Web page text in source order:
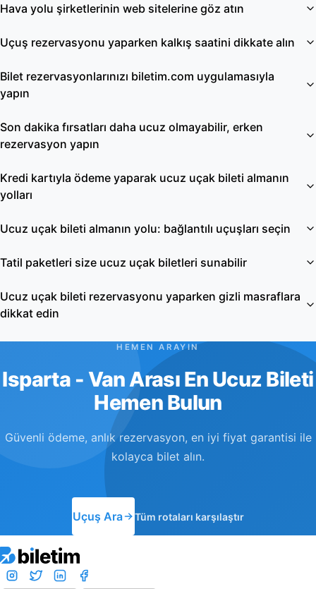
Hava yolu şirketlerinin web sitelerine göz atın
Uçuş rezervasyonu yaparken kalkış saatini dikkate alın
Bilet rezervasyonlarınızı biletim.com uygulamasıyla
yapın
Son dakika fırsatları daha ucuz olmayabilir, erken
rezervasyon yapın
Kredi kartıyla ödeme yaparak ucuz uçak bileti almanın
yolları
Ucuz uçak bileti almanın yolu: bağlantılı uçuşları seçin
Tatil paketleri size ucuz uçak biletleri sunabilir
Ucuz uçak bileti rezervasyonu yaparken gizli masraflara
dikkat edin
HEMEN ARAYIN
Isparta - Van Arası En Ucuz Bileti
Hemen Bulun
Güvenli ödeme, anlık rezervasyon, en iyi fiyat garantisi ile
kolayca bilet alın.
Uçuş Ara Tüm rotaları karşılaştır